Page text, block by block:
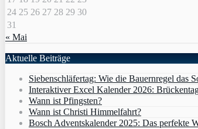
24 25 26 27 28 29 30
31
« Mai
Aktuelle Beiträge
Siebenschläfertag: Wie die Bauernregel das
Interaktiver Excel Kalender 2026:
Wann ist Pfingsten?
Wann ist Christi Himmelfahrt?
Bosch Adventskalender 2025: Das perfekte